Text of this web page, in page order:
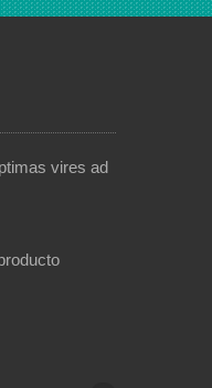
vires ad